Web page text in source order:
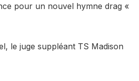
pour un nouvel hymne drag «
le juge suppléant TS Madison